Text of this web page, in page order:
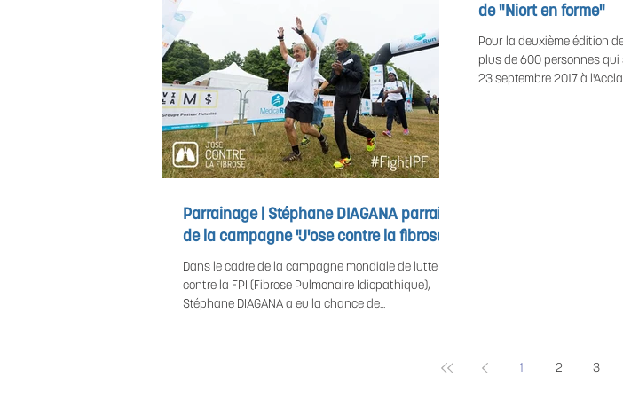
Parrainage | Stéphane DIAGANA parrain
de la campagne "J'ose contre la fibrose"
Dans le cadre de la campagne mondiale de lutte
contre la FPI (Fibrose Pulmonaire Idiopathique),
Stéphane DIAGANA a eu la chance de...
de "Niort en forme"
Pour la deuxième édition
plus de 600 personnes qui
23 septembre 2017 à
1 2 3